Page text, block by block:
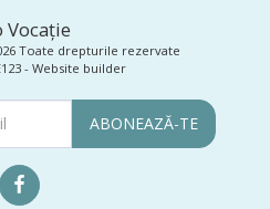
Vocaţie
Toate drepturile rezervate
- Website builder
ABONEAZĂ-TE